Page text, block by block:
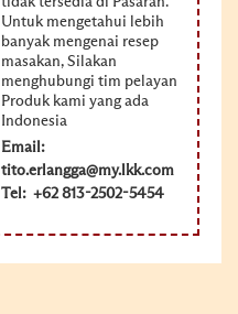
Untuk mengetahui lebih
banyak mengenai resep
masakan, Silakan
menghubungi tim pelayan
Produk kami yang ada
Indonesia
Email:
tito.erlangga@my.lkk.com
Tel: +62 813-2502-5454